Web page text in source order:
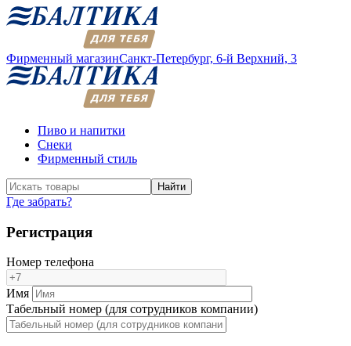
Фирменный магазинСанкт-Петербург, 6-й Верхний, 3
Пиво и напитки
Снеки
Фирменный стиль
Найти
Где забрать?
Регистрация
Номер телефона
Имя
Табельный номер (для сотрудников компании)